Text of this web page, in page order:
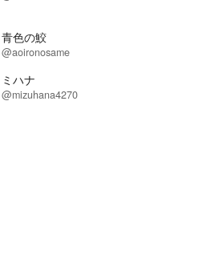
青色の鮫
@aoironosame
ミハナ
@mizuhana4270